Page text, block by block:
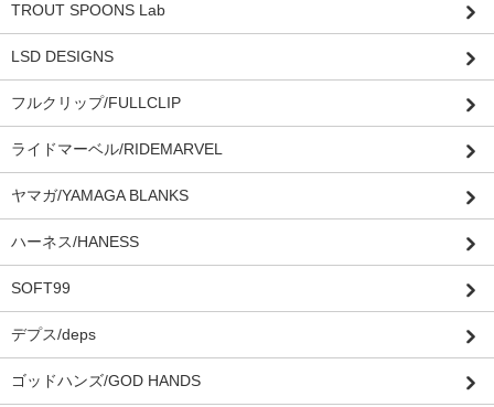
TROUT SPOONS Lab
LSD DESIGNS
フルクリップ/FULLCLIP
ライドマーベル/RIDEMARVEL
ヤマガ/YAMAGA BLANKS
ハーネス/HANESS
SOFT99
デプス/deps
ゴッドハンズ/GOD HANDS